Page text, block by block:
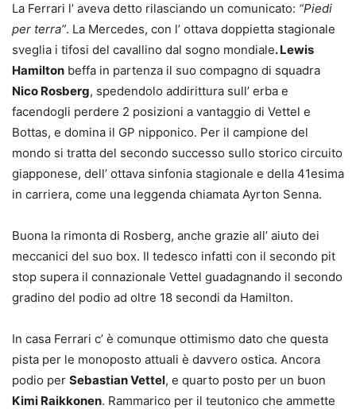
La Ferrari l’ aveva detto rilasciando un comunicato: “Piedi
per terra”. La Mercedes, con l’ ottava doppietta stagionale
sveglia i tifosi del cavallino dal sogno mondiale. Lewis
Hamilton beffa in partenza il suo compagno di squadra
Nico Rosberg, spedendolo addirittura sull’ erba e
facendogli perdere 2 posizioni a vantaggio di Vettel e
Bottas, e domina il GP nipponico. Per il campione del
mondo si tratta del secondo successo sullo storico circuito
giapponese, dell’ ottava sinfonia stagionale e della 41esima
in carriera, come una leggenda chiamata Ayrton Senna.
Buona la rimonta di Rosberg, anche grazie all’ aiuto dei
meccanici del suo box. Il tedesco infatti con il secondo pit
stop supera il connazionale Vettel guadagnando il secondo
gradino del podio ad oltre 18 secondi da Hamilton.
In casa Ferrari c’ è comunque ottimismo dato che questa
pista per le monoposto attuali è davvero ostica. Ancora
podio per Sebastian Vettel, e quarto posto per un buon
Kimi Raikkonen. Rammarico per il teutonico che ammette